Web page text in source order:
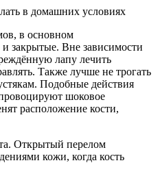
в домашних условиях
в основном
закрытые. Вне зависимости
лапу лечить
Также лучше не трогать
Подобные действия
шоковое
расположение кости,
Открытый перелом
кожи, когда кость